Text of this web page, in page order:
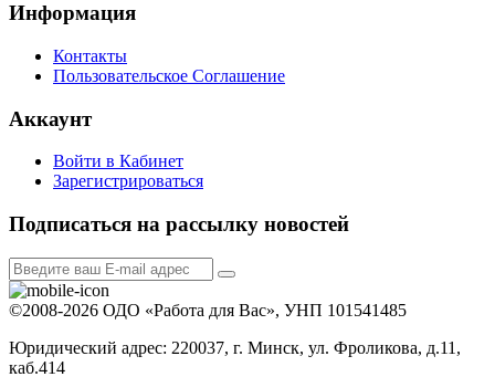
Информация
Контакты
Пользовательское Соглашение
Аккаунт
Войти в Кабинет
Зарегистрироваться
Подписаться на рассылку новостей
©2008-2026 ОДО «Работа для Вас», УНП 101541485
Юридический адрес: 220037, г. Минск, ул. Фроликова, д.11,
каб.414